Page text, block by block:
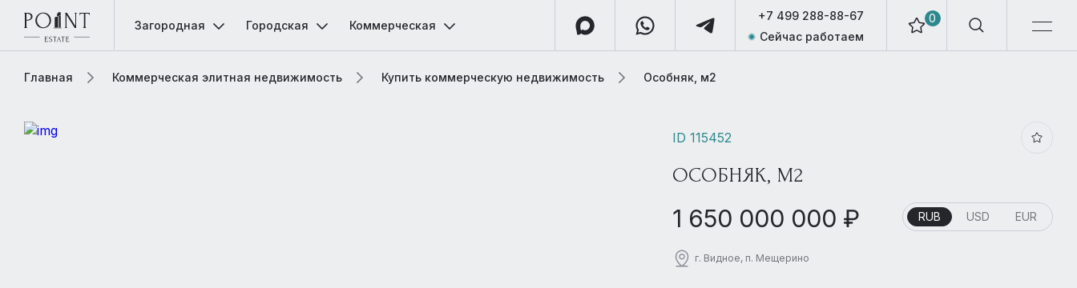
0
+7 499 288-88-67
Сейчас работаем
Загородная Городская Коммерческая
Главная Коммерческая элитная недвижимость Купить коммерческую недвижимость Особняк, м2
ID 115452
ОСОБНЯК, М2
1 650 000 000 ₽ RUB USD EUR
г. Видное, п. Мещерино